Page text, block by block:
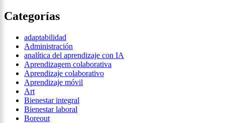
Categorías
adaptabilidad
Administración
analítica del aprendizaje con IA
Aprendizagem colaborativa
Aprendizaje colaborativo
Aprendizaje móvil
Art
Bienestar integral
Bienestar laboral
Boreout